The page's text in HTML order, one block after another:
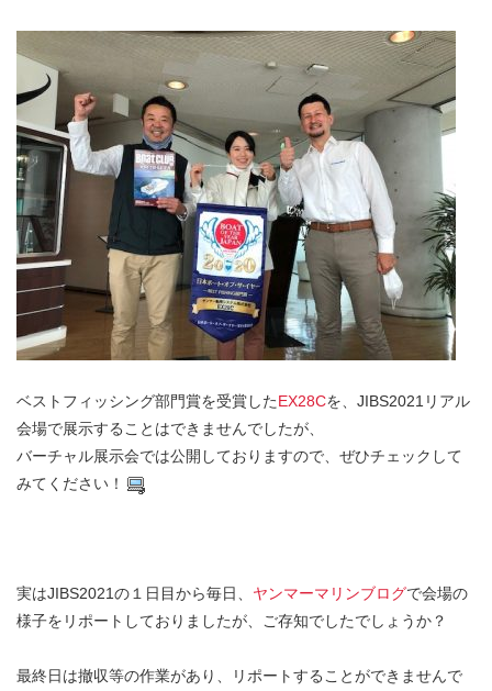
ベストフィッシング部門賞を受賞したEX28Cを、JIBS2021リアル
会場で展示することはできませんでしたが、
バーチャル展示会では公開しておりますので、ぜひチェックして
みてください！
実はJIBS2021の１日目から毎日、 ヤンマーマリンブログで会場の
様子をリポートしておりましたが、ご存知でしたでしょうか？
最終日は撤収等の作業があり、リポートすることができませんで